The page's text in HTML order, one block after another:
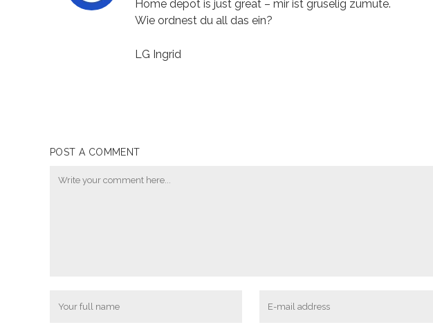
Home depot is just great – mir ist gruselig zumute.
Wie ordnest du all das ein?
LG Ingrid
POST A COMMENT